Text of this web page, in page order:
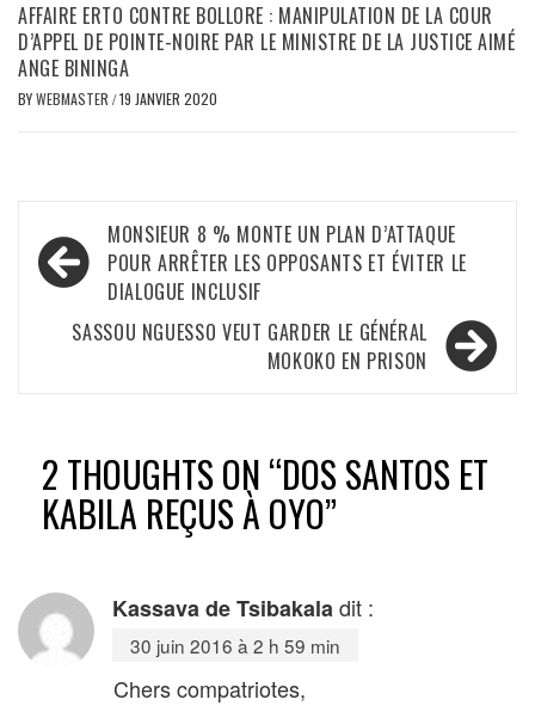
AFFAIRE ERTO CONTRE BOLLORE : MANIPULATION DE LA COUR
D’APPEL DE POINTE-NOIRE PAR LE MINISTRE DE LA JUSTICE AIMÉ
ANGE BININGA
BYWEBMASTER /19 JANVIER 2020
Navigation
de
l’article
MONSIEUR 8 % MONTE UN PLAN D’ATTAQUE
POUR ARRÊTER LES OPPOSANTS ET ÉVITER LE
DIALOGUE INCLUSIF
SASSOU NGUESSO VEUT GARDER LE GÉNÉRAL
MOKOKO EN PRISON
2 THOUGHTS ON “DOS SANTOS ET
KABILA REÇUS À OYO”
Kassava de Tsibakaladit :
30 juin 2016 à 2 h 59 min
Chers compatriotes,